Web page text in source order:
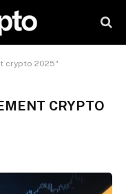
crypto 2025"
CRYPTO